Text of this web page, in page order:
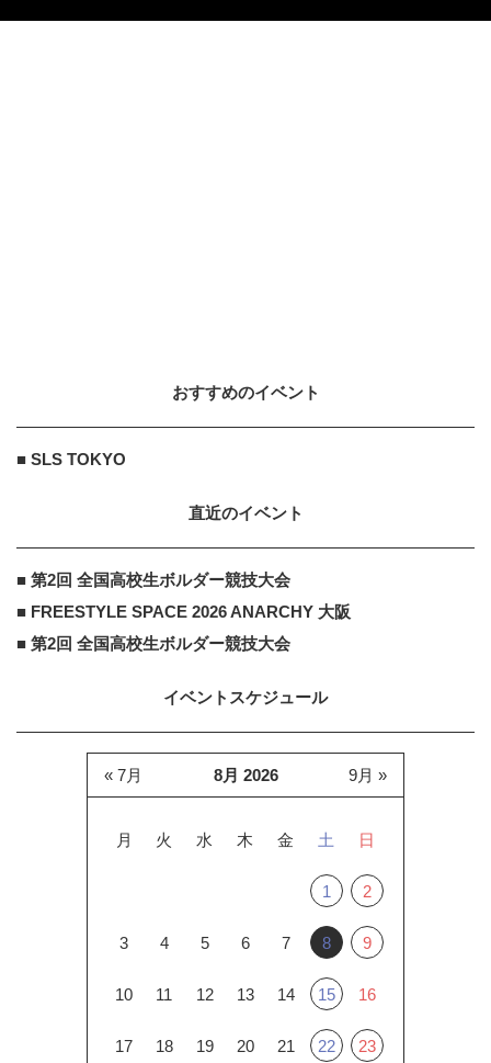
おすすめのイベント
■ SLS TOKYO
直近のイベント
■ 第2回 全国高校生ボルダー競技大会
■ FREESTYLE SPACE 2026 ANARCHY 大阪
■ 第2回 全国高校生ボルダー競技大会
イベントスケジュール
8月 2026
月 火 水 木 金 土 日
1 2
3 4 5 6 7 8 9
10 11 12 13 14 15 16
17 18 19 20 21 22 23
« 7月 9月 »